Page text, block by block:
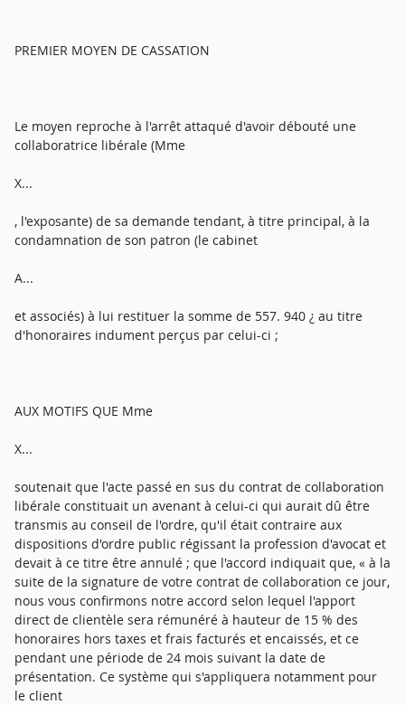
PREMIER MOYEN DE CASSATION
Le moyen reproche à l'arrêt attaqué d'avoir débouté une
collaboratrice libérale (Mme
X...
, l'exposante) de sa demande tendant, à titre principal, à la
condamnation de son patron (le cabinet
A...
et associés) à lui restituer la somme de 557. 940 ¿ au titre
d'honoraires indument perçus par celui-ci ;
AUX MOTIFS QUE Mme
X...
soutenait que l'acte passé en sus du contrat de collaboration
libérale constituait un avenant à celui-ci qui aurait dû être
transmis au conseil de l'ordre, qu'il était contraire aux
dispositions d'ordre public régissant la profession d'avocat et
devait à ce titre être annulé ; que l'accord indiquait que, « à la
suite de la signature de votre contrat de collaboration ce jour,
nous vous confirmons notre accord selon lequel l'apport
direct de clientèle sera rémunéré à hauteur de 15 % des
honoraires hors taxes et frais facturés et encaissés, et ce
pendant une période de 24 mois suivant la date de
présentation. Ce système qui s'appliquera notamment pour
le client